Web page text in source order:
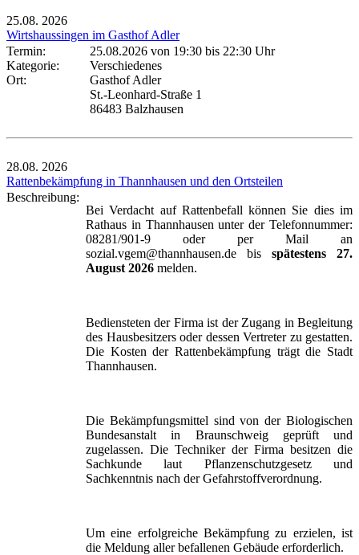
25.08. 2026
Wirtshaussingen im Gasthof Adler
Termin:
25.08.2026 von 19:30 bis 22:30 Uhr
Kategorie:
Verschiedenes
Ort:
Gasthof Adler
St.-Leonhard-Straße 1
86483 Balzhausen
28.08. 2026
Rattenbekämpfung in Thannhausen und den Ortsteilen
Beschreibung:
Bei Verdacht auf Rattenbefall können Sie dies im
Rathaus in Thannhausen unter der Telefonnummer:
08281/901-9 oder per Mail an
sozial.vgem@thannhausen.de bis spätestens 27.
August 2026 melden.
Bediensteten der Firma ist der Zugang in Begleitung
des Hausbesitzers oder dessen Vertreter zu gestatten.
Die Kosten der Rattenbekämpfung trägt die Stadt
Thannhausen.
Die Bekämpfungsmittel sind von der Biologischen
Bundesanstalt in Braunschweig geprüft und
zugelassen. Die Techniker der Firma besitzen die
Sachkunde laut Pflanzenschutzgesetz und
Sachkenntnis nach der Gefahrstoffverordnung.
Um eine erfolgreiche Bekämpfung zu erzielen, ist
die Meldung aller befallenen Gebäude erforderlich.